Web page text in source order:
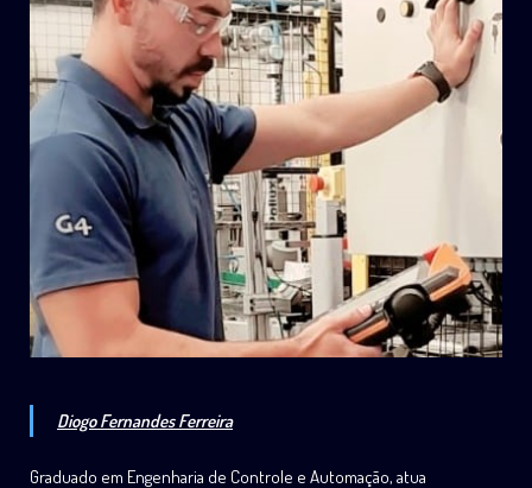
Diogo Fernandes Ferreira
Graduado em Engenharia de Controle e Automação, atua